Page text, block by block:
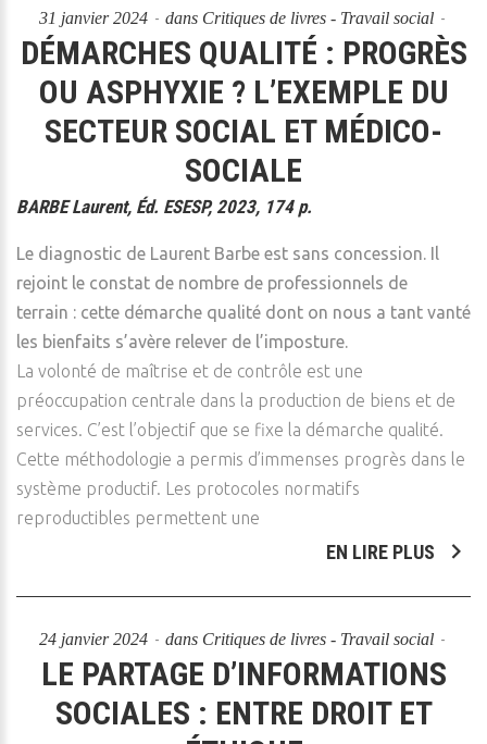
31 janvier 2024 dans Critiques de livres - Travail social
DÉMARCHES QUALITÉ : PROGRÈS
OU ASPHYXIE ? L’EXEMPLE DU
SECTEUR SOCIAL ET MÉDICO-
SOCIALE
BARBE Laurent, Éd. ESESP, 2023, 174 p.
Le diagnostic de Laurent Barbe est sans concession. Il
rejoint le constat de nombre de professionnels de
terrain : cette démarche qualité dont on nous a tant vanté
les bienfaits s’avère relever de l’imposture.
La volonté de maîtrise et de contrôle est une
préoccupation centrale dans la production de biens et de
services. C’est l’objectif que se fixe la démarche qualité.
Cette méthodologie a permis d’immenses progrès dans le
système productif. Les protocoles normatifs
reproductibles permettent une
EN LIRE PLUS
24 janvier 2024 dans Critiques de livres - Travail social
LE PARTAGE D’INFORMATIONS
SOCIALES : ENTRE DROIT ET